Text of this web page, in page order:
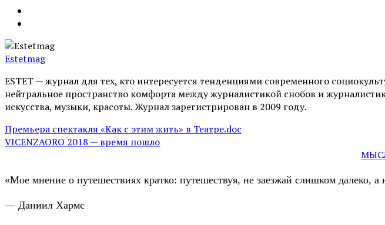
Estetmag
ESTET — журнал для тех, кто интересуeтся тенденциями современного
нейтральное пространство комфорта между журналистикой снобов и
искусства, музыки, красоты. Журнал зарегистрирован в 2009 году.
Премьера спектакля «Как с этим жить» в Театре.doc
VICENZAORO 2018 — время пошло
«Мое мнение о путешествиях кратко: путешествуя, не заезжай слишком далеко,
— Даниил Хармс